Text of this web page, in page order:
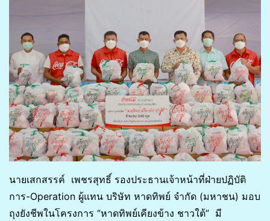
นายเสกสรรค์ เพชรสุทธิ์ รองประธานเจ้าหน้าที่ฝ่ายปฏิบัติ
การ-Operation ผู้แทน บริษัท หาดทิพย์ จำกัด (มหาชน) มอบ
ถุงยังชีพในโครงการ “หาดทิพย์เคียงข้าง ชาวใต้” มี